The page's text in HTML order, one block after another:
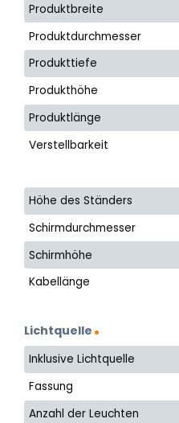
Produktbreite
Produktdurchmesser
Produkttiefe
Produkthöhe
Produktlänge
Verstellbarkeit
Höhe des Ständers
Schirmdurchmesser
Schirmhöhe
Kabellänge
Lichtquelle
Inklusive Lichtquelle
Fassung
Anzahl der Leuchten